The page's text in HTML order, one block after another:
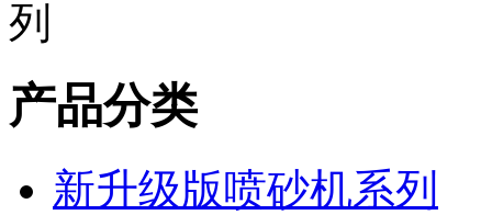
产品分类
新升级版喷砂机系列